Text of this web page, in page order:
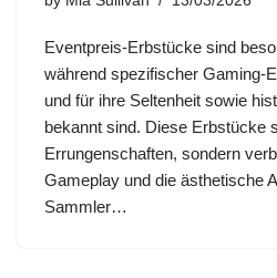
Eventpreis-Erbstücke sind
während spezifischer Gaming-
und für ihre Seltenheit sowie
bekannt sind. Diese Erbstücke
Errungenschaften, sondern
Gameplay und die ästhetische
Sammler…